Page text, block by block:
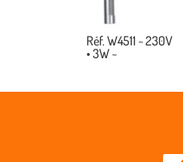
Réf. W4511 ~ 230V
• 3W ~